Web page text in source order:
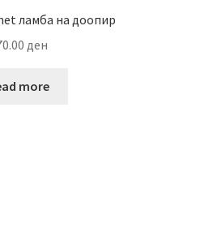
ламба на доопир
ден
more